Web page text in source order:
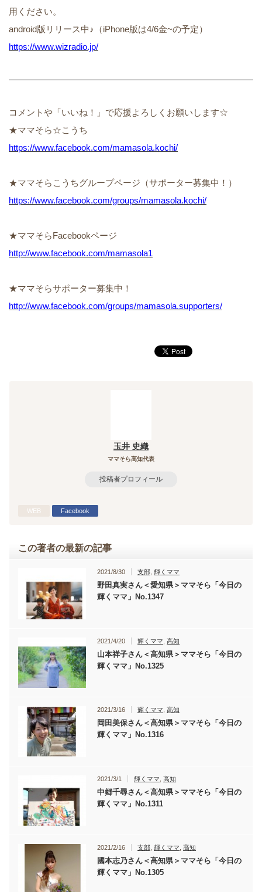
用ください。
android版リリース中♪（iPhone版は4/6金~の予定）
https://www.wizradio.jp/
コメントや「いいね！」で応援よろしくお願いします☆
★ママそら☆こうち
https://www.facebook.com/mamasola.kochi/
★ママそらこうちグループページ（サポーター募集中！）
https://www.facebook.com/groups/mamasola.kochi/
★ママそらFacebookページ
http://www.facebook.com/mamasola1
★ママそらサポーター募集中！
http://www.facebook.com/groups/mamasola.supporters/
玉井 史織
ママそら高知代表
投稿者プロフィール
WEB Facebook
この著者の最新の記事
2021/8/30 支部,輝くママ
野田真実さん＜愛知県＞ママそら「今日の
輝くママ」No.1347
2021/4/20 輝くママ ,高知
山本祥子さん＜高知県＞ママそら「今日の
輝くママ」No.1325
2021/3/16 輝くママ ,高知
岡田美保さん＜高知県＞ママそら「今日の
輝くママ」No.1316
2021/3/1 輝くママ ,高知
中郷千尋さん＜高知県＞ママそら「今日の
輝くママ」No.1311
2021/2/16 支部 ,輝くママ ,高知
國本志乃さん＜高知県＞ママそら「今日の
輝くママ」No.1305